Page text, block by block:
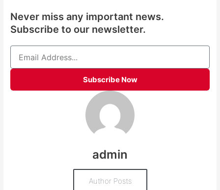
Never miss any important news.
Subscribe to our newsletter.
Subscribe Now
admin
Author Posts